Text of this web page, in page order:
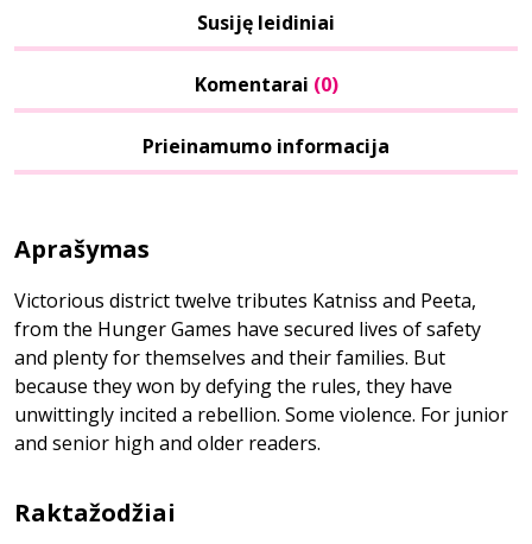
Susiję leidiniai
Komentarai (0)
Prieinamumo informacija
Aprašymas
Victorious district twelve tributes Katniss and Peeta,
from the Hunger Games have secured lives of safety
and plenty for themselves and their families. But
because they won by defying the rules, they have
unwittingly incited a rebellion. Some violence. For junior
and senior high and older readers.
Raktažodžiai